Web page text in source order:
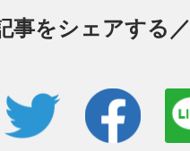
事をシェアする／